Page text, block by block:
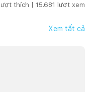
lượt thích | 15.681 lượt xem
Xem tất cả